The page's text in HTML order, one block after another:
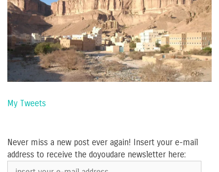
My Tweets
Never miss a new post ever again! Insert your e-mail
address to receive the doyoudare newsletter here:
insert